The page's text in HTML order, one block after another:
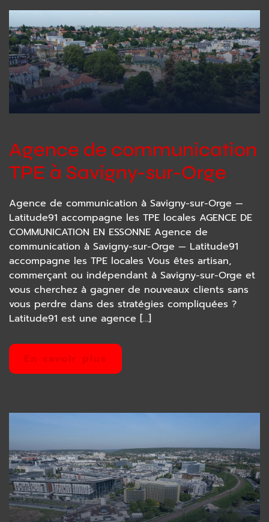
Agence de communication
TPE à Savigny-sur-Orge
Agence de communication à Savigny-sur-Orge —
Latitude91 accompagne les TPE locales AGENCE DE
COMMUNICATION EN ESSONNE Agence de
communication à Savigny-sur-Orge — Latitude91
accompagne les TPE locales Vous êtes artisan,
commerçant ou indépendant à Savigny-sur-Orge et
vous cherchez à gagner de nouveaux clients sans
vous perdre dans des stratégies compliquées ?
Latitude91 est une agence […]
En savoir plus